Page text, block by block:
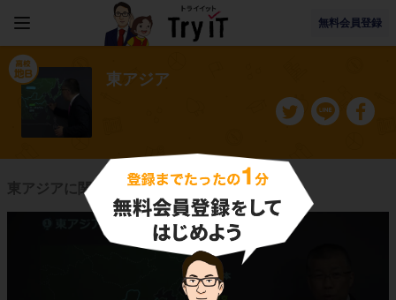
無料会員登録
東アジア
東アジアに関連する授業一覧